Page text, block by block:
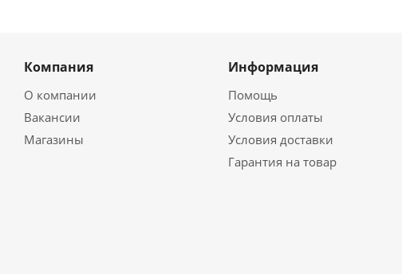
Компания
О компании
Вакансии
Магазины
Информация
Помощь
Условия оплаты
Условия доставки
Гарантия на товар